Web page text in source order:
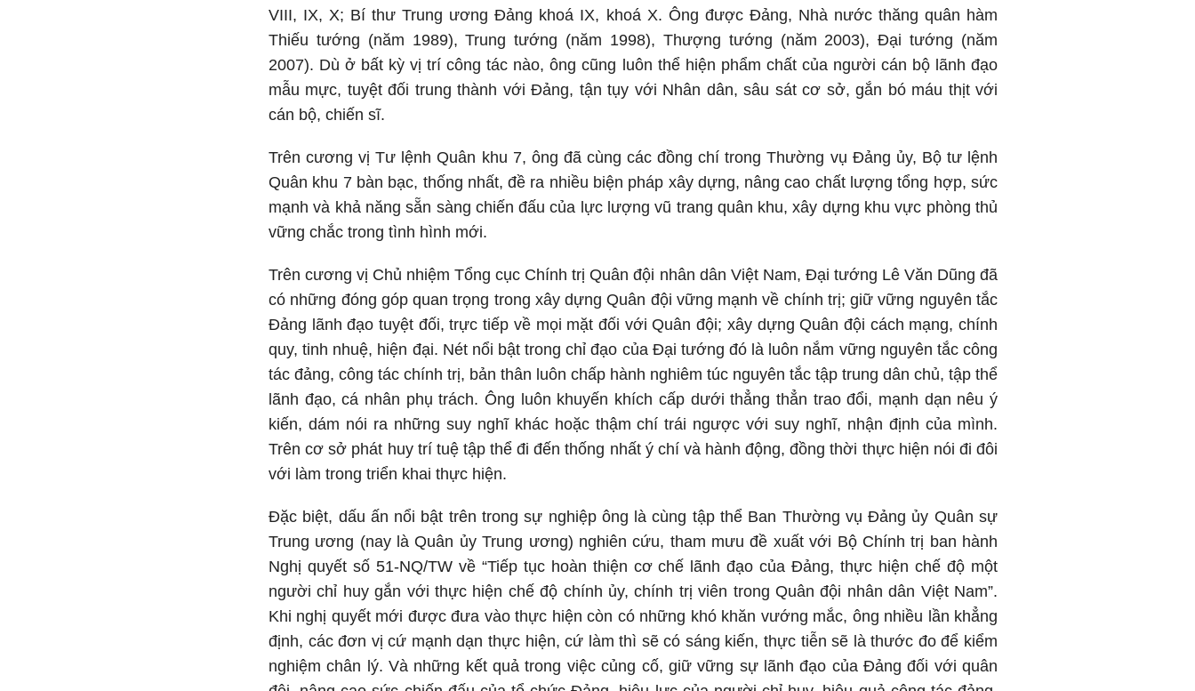
VIII, IX, X; Bí thư Trung ương Đảng khoá IX, khoá X. Ông được Đảng, Nhà nước thăng quân hàm
Thiếu tướng (năm 1989), Trung tướng (năm 1998), Thượng tướng (năm 2003), Đại tướng (năm
2007). Dù ở bất kỳ vị trí công tác nào, ông cũng luôn thể hiện phẩm chất của người cán bộ lãnh đạo
mẫu mực, tuyệt đối trung thành với Đảng, tận tụy với Nhân dân, sâu sát cơ sở, gắn bó máu thịt với
cán bộ, chiến sĩ.
Trên cương vị Tư lệnh Quân khu 7, ông đã cùng các đồng chí trong Thường vụ Đảng ủy, Bộ tư lệnh
Quân khu 7 bàn bạc, thống nhất, đề ra nhiều biện pháp xây dựng, nâng cao chất lượng tổng hợp, sức
mạnh và khả năng sẵn sàng chiến đấu của lực lượng vũ trang quân khu, xây dựng khu vực phòng thủ
vững chắc trong tình hình mới.
Trên cương vị Chủ nhiệm Tổng cục Chính trị Quân đội nhân dân Việt Nam, Đại tướng Lê Văn Dũng đã
có những đóng góp quan trọng trong xây dựng Quân đội vững mạnh về chính trị; giữ vững nguyên tắc
Đảng lãnh đạo tuyệt đối, trực tiếp về mọi mặt đối với Quân đội; xây dựng Quân đội cách mạng, chính
quy, tinh nhuệ, hiện đại. Nét nổi bật trong chỉ đạo của Đại tướng đó là luôn nắm vững nguyên tắc công
tác đảng, công tác chính trị, bản thân luôn chấp hành nghiêm túc nguyên tắc tập trung dân chủ, tập thể
lãnh đạo, cá nhân phụ trách. Ông luôn khuyến khích cấp dưới thẳng thẳn trao đổi, mạnh dạn nêu ý
kiến, dám nói ra những suy nghĩ khác hoặc thậm chí trái ngược với suy nghĩ, nhận định của mình.
Trên cơ sở phát huy trí tuệ tập thể đi đến thống nhất ý chí và hành động, đồng thời thực hiện nói đi đôi
với làm trong triển khai thực hiện.
Đặc biệt, dấu ấn nổi bật trên trong sự nghiệp ông là cùng tập thể Ban Thường vụ Đảng ủy Quân sự
Trung ương (nay là Quân ủy Trung ương) nghiên cứu, tham mưu đề xuất với Bộ Chính trị ban hành
Nghị quyết số 51-NQ/TW về “Tiếp tục hoàn thiện cơ chế lãnh đạo của Đảng, thực hiện chế độ một
người chỉ huy gắn với thực hiện chế độ chính ủy, chính trị viên trong Quân đội nhân dân Việt Nam”.
Khi nghị quyết mới được đưa vào thực hiện còn có những khó khăn vướng mắc, ông nhiều lần khẳng
định, các đơn vị cứ mạnh dạn thực hiện, cứ làm thì sẽ có sáng kiến, thực tiễn sẽ là thước đo để kiểm
nghiệm chân lý. Và những kết quả trong việc củng cố, giữ vững sự lãnh đạo của Đảng đối với quân